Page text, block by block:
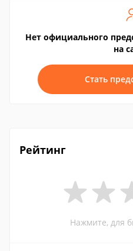
Нет официального
на
Стать
Рейтинг
Нажмите, для